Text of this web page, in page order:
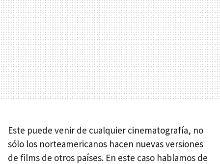
Este puede venir de cualquier cinematografía, no
sólo los norteamericanos hacen nuevas versiones
de films de otros países. En este caso hablamos de